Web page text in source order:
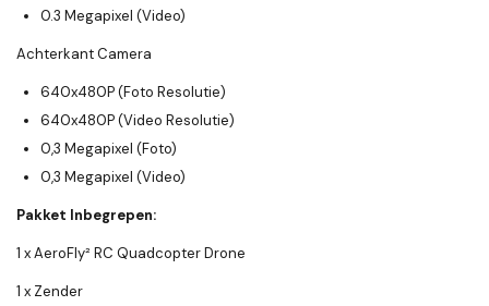
0.3 Megapixel (Video)
Achterkant Camera
640x480P (Foto Resolutie)
640x480P (Video Resolutie)
0,3 Megapixel (Foto)
0,3 Megapixel (Video)
Pakket Inbegrepen:
1 x AeroFly² RC Quadcopter Drone
1 x Zender